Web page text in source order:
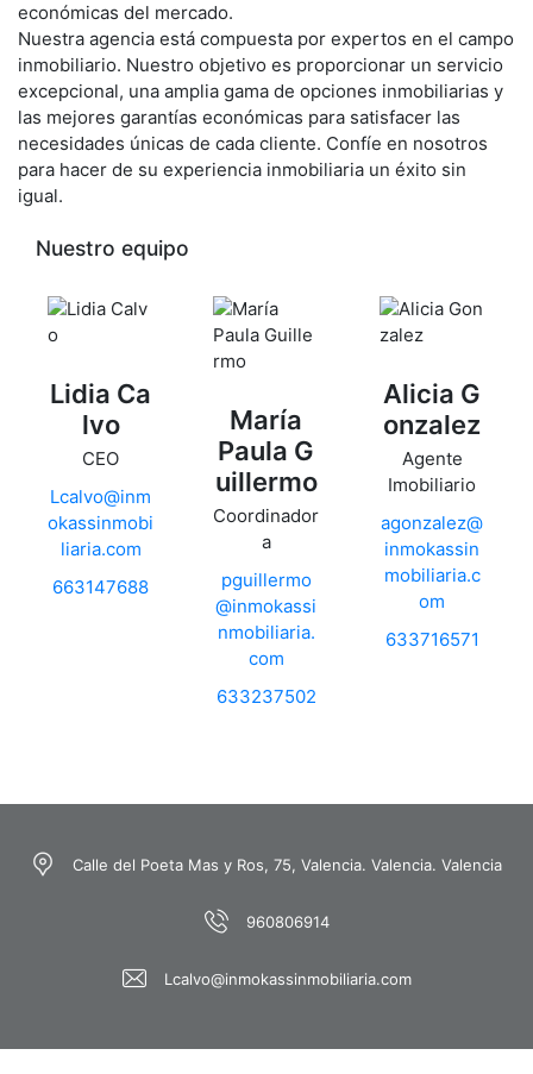
económicas del mercado.
Nuestra agencia está compuesta por expertos en el campo
inmobiliario. Nuestro objetivo es proporcionar un servicio
excepcional, una amplia gama de opciones inmobiliarias y
las mejores garantías económicas para satisfacer las
necesidades únicas de cada cliente. Confíe en nosotros
para hacer de su experiencia inmobiliaria un éxito sin
igual.
Nuestro equipo
Lidia Ca
lvo
CEO
Lcalvo@inm
okassinmobi
liaria.com
663147688
María
Paula G
uillermo
Coordinador
a
pguillermo
@inmokassi
nmobiliaria.
com
633237502
Alicia G
onzalez
Agente
Imobiliario
agonzalez@
inmokassin
mobiliaria.c
om
633716571
Calle del Poeta Mas y Ros, 75, Valencia. Valencia. Valencia
960806914
Lcalvo@inmokassinmobiliaria.com